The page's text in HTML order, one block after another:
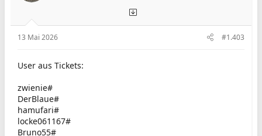
13 Mai 2026 #1.403
User aus Tickets:
zwienie#
DerBlaue#
hamufari#
locke061167#
Bruno55#